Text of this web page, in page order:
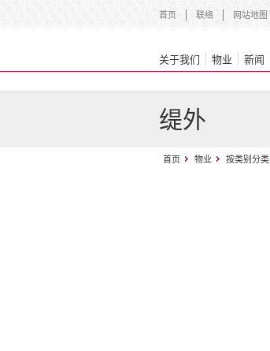
首页 联络 网站地图
关于我们 物业 新闻
缇外
首页 物业 按类别分类